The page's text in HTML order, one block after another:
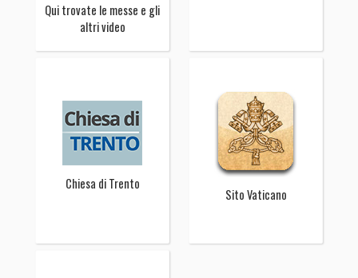
Qui trovate le messe e gli
altri video
Chiesa di Trento
Sito Vaticano